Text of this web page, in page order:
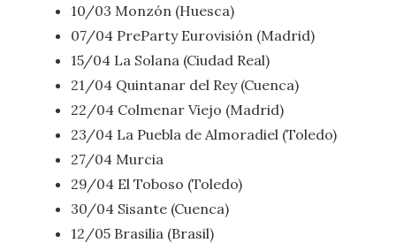
10/03 Monzón (Huesca)
07/04 PreParty Eurovisión (Madrid)
15/04 La Solana (Ciudad Real)
21/04 Quintanar del Rey (Cuenca)
22/04 Colmenar Viejo (Madrid)
23/04 La Puebla de Almoradiel (Toledo)
27/04 Murcia
29/04 El Toboso (Toledo)
30/04 Sisante (Cuenca)
12/05 Brasilia (Brasil)